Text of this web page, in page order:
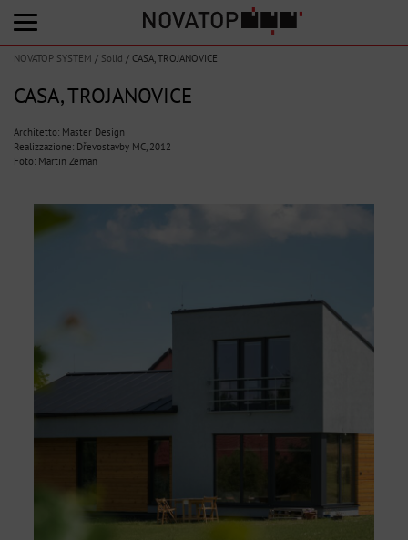
NOVATOP SYSTEM / Solid / CASA, TROJANOVICE
CASA, TROJANOVICE
Architetto: Master Design
Realizzazione: Dřevostavby MC, 2012
Foto: Martin Zeman